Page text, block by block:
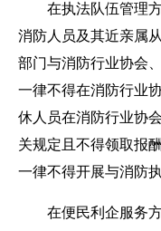
在执法队伍管理
消防人员及其近亲属
部门与消防行业协会
一律不得在消防行业
休人员在消防行业协
关规定且不得领取报
一律不得开展与消防
在便民利企服务